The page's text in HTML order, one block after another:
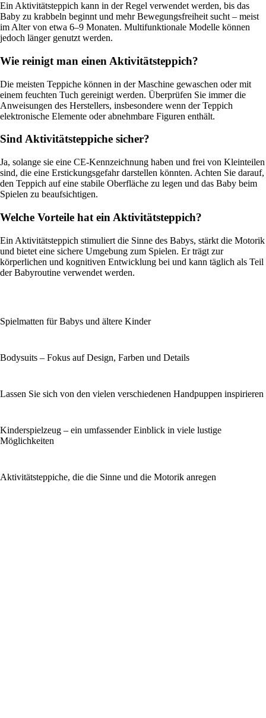
Ein Aktivitätsteppich kann in der Regel verwendet werden, bis das
Baby zu krabbeln beginnt und mehr Bewegungsfreiheit sucht – meist
im Alter von etwa 6–9 Monaten. Multifunktionale Modelle können
jedoch länger genutzt werden.
Wie reinigt man einen Aktivitätsteppich?
Die meisten Teppiche können in der Maschine gewaschen oder mit
einem feuchten Tuch gereinigt werden. Überprüfen Sie immer die
Anweisungen des Herstellers, insbesondere wenn der Teppich
elektronische Elemente oder abnehmbare Figuren enthält.
Sind Aktivitätsteppiche sicher?
Ja, solange sie eine CE-Kennzeichnung haben und frei von Kleinteilen
sind, die eine Erstickungsgefahr darstellen könnten. Achten Sie darauf,
den Teppich auf eine stabile Oberfläche zu legen und das Baby beim
Spielen zu beaufsichtigen.
Welche Vorteile hat ein Aktivitätsteppich?
Ein Aktivitätsteppich stimuliert die Sinne des Babys, stärkt die Motorik
und bietet eine sichere Umgebung zum Spielen. Er trägt zur
körperlichen und kognitiven Entwicklung bei und kann täglich als Teil
der Babyroutine verwendet werden.
Spielmatten für Babys und ältere Kinder
Bodysuits – Fokus auf Design, Farben und Details
Lassen Sie sich von den vielen verschiedenen Handpuppen inspirieren
Kinderspielzeug – ein umfassender Einblick in viele lustige
Möglichkeiten
Aktivitätsteppiche, die die Sinne und die Motorik anregen